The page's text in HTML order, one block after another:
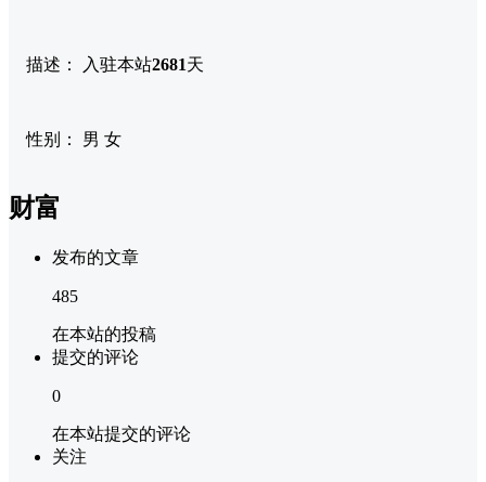
描述： 入驻本站2681天
性别： 男 女
财富
发布的文章
485
在本站的投稿
提交的评论
0
在本站提交的评论
关注